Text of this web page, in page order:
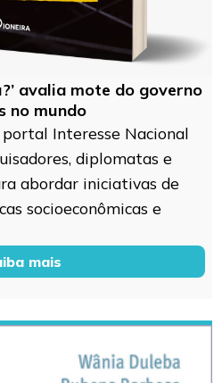
avalia mote do governo
no mundo
Interesse Nacional
diplomatas e
abordar iniciativas de
socioeconômicas e
mais